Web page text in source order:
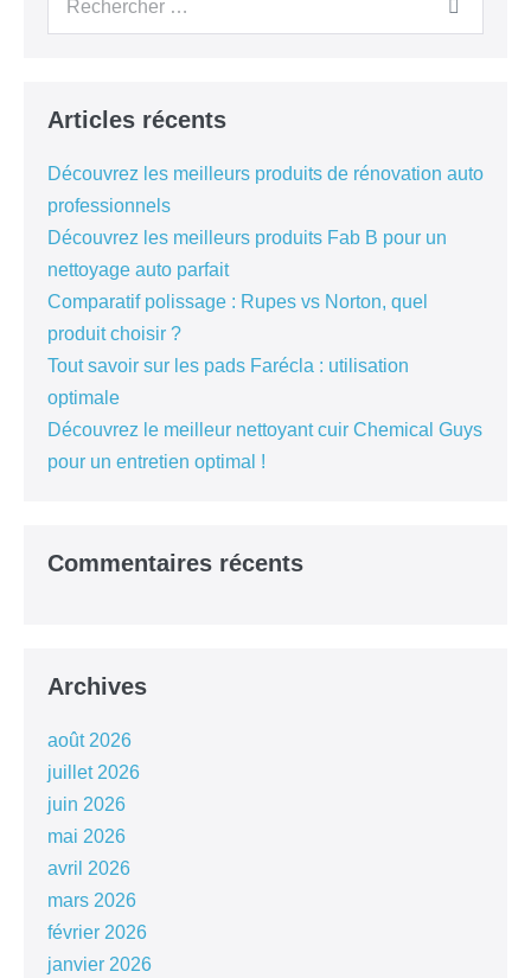
Articles récents
Découvrez les meilleurs produits de rénovation auto
professionnels
Découvrez les meilleurs produits Fab B pour un
nettoyage auto parfait
Comparatif polissage : Rupes vs Norton, quel
produit choisir ?
Tout savoir sur les pads Farécla : utilisation
optimale
Découvrez le meilleur nettoyant cuir Chemical Guys
pour un entretien optimal !
Commentaires récents
Archives
août 2026
juillet 2026
juin 2026
mai 2026
avril 2026
mars 2026
février 2026
janvier 2026